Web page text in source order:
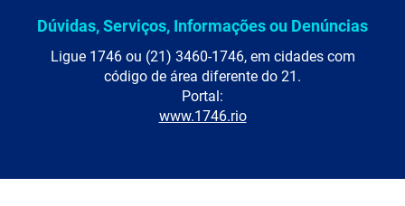
Dúvidas, Serviços, Informações ou Denúncias
Ligue 1746 ou (21) 3460-1746, em cidades com
código de área diferente do 21.
Portal:
www.1746.rio